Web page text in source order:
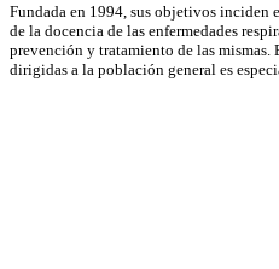
Fundada en 1994, sus objetivos
de la docencia de las enfermedades
prevención y tratamiento de las
dirigidas a la población general es